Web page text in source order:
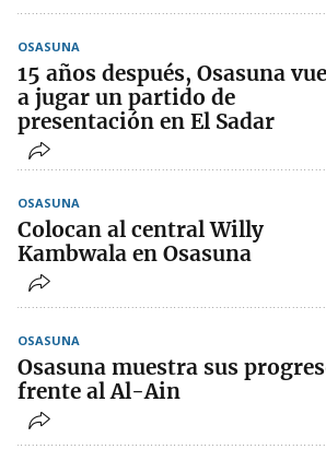
OSASUNA
15 años después, Osasuna
a jugar un partido de
presentación en El Sadar
OSASUNA
Colocan al central Willy
Kambwala en Osasuna
OSASUNA
Osasuna muestra sus
frente al Al-Ain